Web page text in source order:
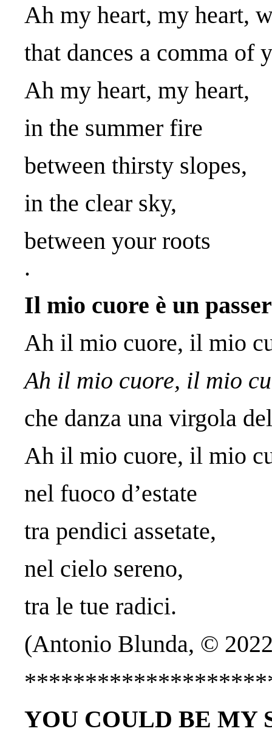
Ah my heart, my heart,
that dances a comma of
Ah my heart, my heart,
in the summer fire
between thirsty slopes,
in the clear sky,
between your roots
.
Il mio cuore è un
Ah il mio cuore, il mio
Ah il mio cuore, il mio
che danza una virgola
Ah il mio cuore, il mio
nel fuoco d’estate
tra pendici assetate,
nel cielo sereno,
tra le tue radici.
(Antonio Blunda, ©
YOU COULD BE MY